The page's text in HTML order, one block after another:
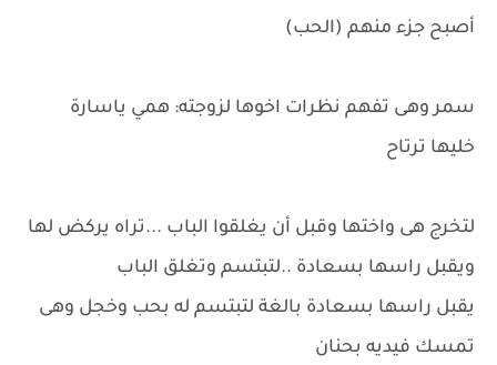
أصبح جزء منهم (الحب)
سمر وهى تفهم نظرات اخوها لزوجته: همي ياسارة
خليها ترتاح
لتخرج هى واختها وقبل أن يغلقوا الباب ...تراه يركض لها
ويقبل راسها بسعادة ..لتبتسم وتغلق الباب
يقبل راسها بسعادة بالغة لتبتسم له بحب وخجل وهى
تمسك فيديه بحنان